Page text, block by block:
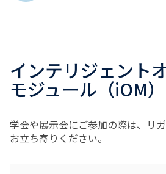
インテリジェント
モジュール（iOM
学会や展示会にご参加の際は、リ
お立ち寄りください。